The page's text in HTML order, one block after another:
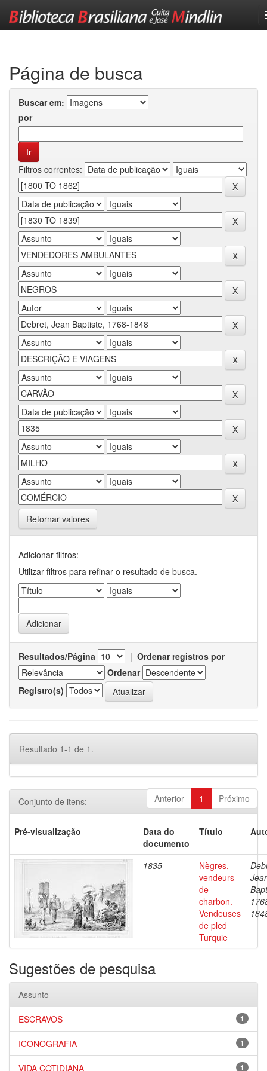
Página de busca
Buscar em:
por
Filtros correntes:
Retornar valores
Adicionar filtros:
Utilizar filtros para refinar o resultado de busca.
Resultados/Página | Ordenar registros por
Ordenar
Registro(s)
Resultado 1-1 de 1.
Anterior 1 Próximo
Conjunto de itens:
Pré-visualização
Data do
documento
Título
1835
Nègres,
vendeurs
de
charbon.
Vendeuses
de pled
Turquie
Sugestões de pesquisa
Assunto
1
ESCRAVOS
1
ICONOGRAFIA
1
VIDA COTIDIANA